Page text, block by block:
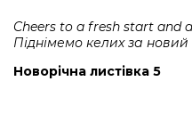
Cheers to a fresh start and
Піднімемо келих за
Новорічна листівка 5